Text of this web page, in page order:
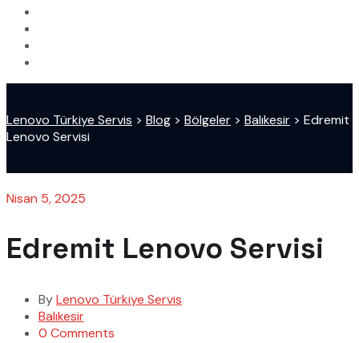
Lenovo Türkiye Servis > Blog > Bölgeler > Balıkesir > Edremit
Lenovo Servisi
Nisan 5, 2025
Edremit Lenovo Servisi
ByLenovo Türkiye Servis
Balıkesir
0 Comments